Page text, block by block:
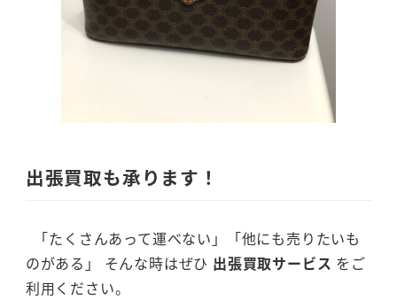
出張買取も承ります！
「たくさんあって運べない」「他にも売りたいも
のがある」 そんな時はぜひ 出張買取サービス をご
利用ください。